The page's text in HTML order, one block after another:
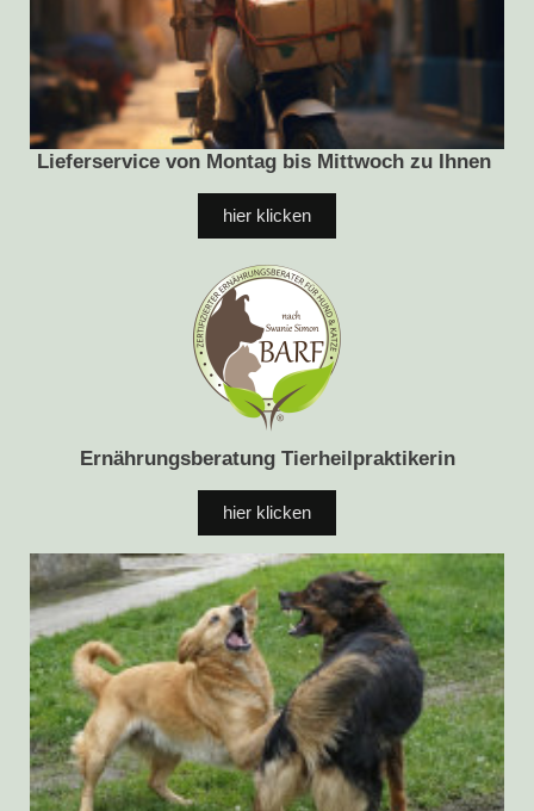
Lieferservice von Montag bis Mittwoch zu Ihnen
hier klicken
Ernährungsberatung Tierheilpraktikerin
hier klicken